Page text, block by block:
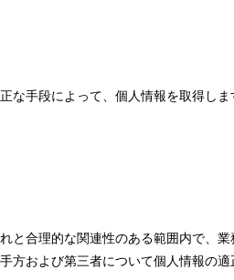
な手段によって、個人情報を取得しま
と合理的な関連性のある範囲内で、
および第三者について個人情報の適